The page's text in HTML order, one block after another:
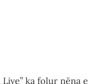
ka folur nëna e